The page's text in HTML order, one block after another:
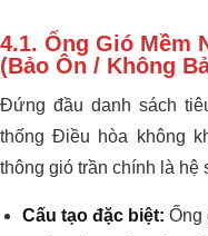
4.1. Ống Gió Mềm
(Bảo Ôn / Không
Đứng đầu danh sách
thống Điều hòa không
thông gió trần chính là hệ
Cấu tạo đặc biệt: Ống